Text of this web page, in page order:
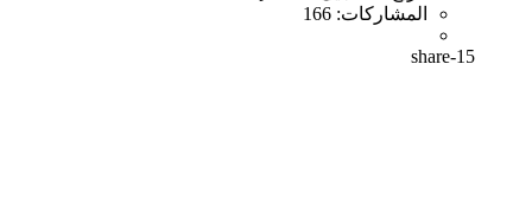
المشاركات: 166
share-15